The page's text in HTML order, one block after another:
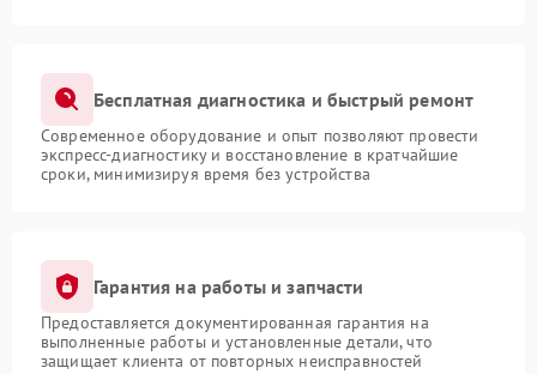
Бесплатная диагностика и быстрый ремонт
Современное оборудование и опыт позволяют провести
экспресс-диагностику и восстановление в кратчайшие
сроки, минимизируя время без устройства
Гарантия на работы и запчасти
Предоставляется документированная гарантия на
выполненные работы и установленные детали, что
защищает клиента от повторных неисправностей